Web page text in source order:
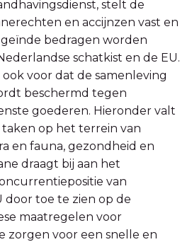
stelt de
en accijnzen vast en
bedragen worden
schatkist en de EU.
voor dat de samenleving
beschermd tegen
goederen. Hieronder valt
taken op het terrein van
en fauna, gezondheid en
draagt bij aan het
van
door toe te zien op de
maatregelen voor
zorgen voor een snelle en